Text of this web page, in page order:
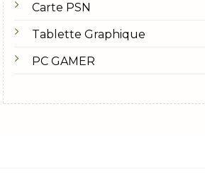
Carte PSN
Tablette Graphique
PC GAMER